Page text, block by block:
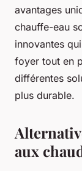
avantages
chauffe-eau
innovantes
foyer tout en
différentes
plus durable.
aux